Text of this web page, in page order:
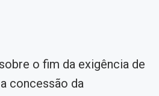
o fim da exigência de
concessão da